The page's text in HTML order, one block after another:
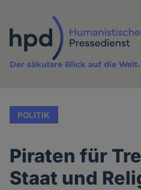
Inhalt
Der säkulare Blick auf die Welt.
POLITIK
Piraten für
Staat und